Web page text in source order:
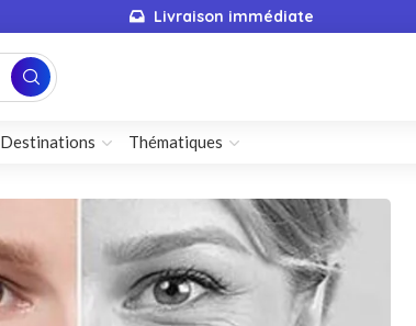
Livraison immédiate
Destinations Thématiques